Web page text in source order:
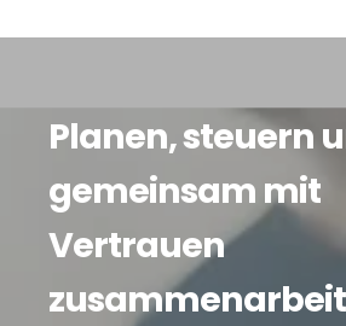
Planen, steuern
gemeinsam mit
Vertrauen